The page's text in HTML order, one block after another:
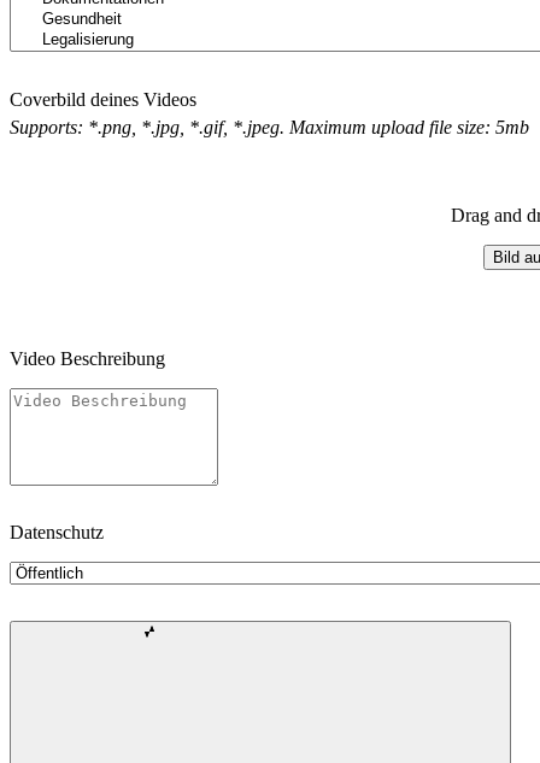
Coverbild deines Videos
Supports: *.png, *.jpg, *.gif, *.jpeg. Maximum upload file size: 5mb
Drag and
Bild
Video Beschreibung
Datenschutz